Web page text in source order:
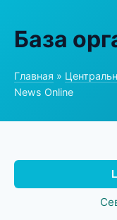
База
Главная »
News Online